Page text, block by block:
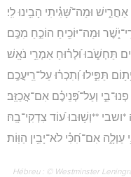
אַחֲרִ֑ישׁ וּמַה־שָּׁ֝גִ֗יתִי הָבִ֥ינוּ לִֽי׃
וּמַה־יּוֹכִ֖יחַ הוֹכֵ֣חַ מִכֶּֽם׃
תַּחְשֹׁ֑בוּ וּ֝לְר֗וּחַ אִמְרֵ֥י נֹאָֽשׁ׃
תַּפִּ֑ילוּ וְ֝תִכְר֗וּ עַל־רֵֽיעֲכֶֽם׃
וְעַל־פְּ֝נֵיכֶ֗ם אִם־אֲכַזֵּֽב׃
**וְשׁ֥וּבוּ ע֝וֹד צִדְקִי־בָֽהּ׃
עַוְלָ֑ה אִם־חִ֝כִּ֗י לֹא־יָבִ֥ין הַוּֽוֹת׃
Hébreu : © Westminster